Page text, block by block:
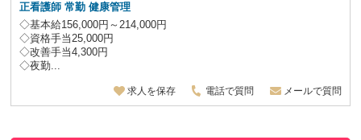
正看護師常勤 健康管理
◇基本給156,000円～214,000円
◇資格手当25,000円
◇改善手当4,300円
◇夜勤...
求人を保存 電話で質問 メールで質問